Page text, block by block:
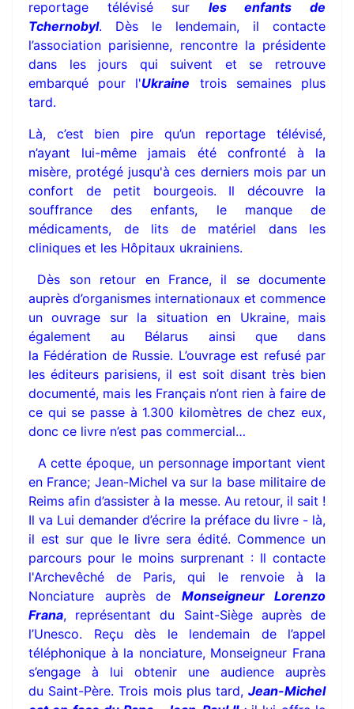
reportage télévisé sur les enfants de
Tchernobyl. Dès le lendemain, il contacte
l’association parisienne, rencontre la présidente
dans les jours qui suivent et se retrouve
embarqué pour l'Ukraine trois semaines plus
tard.
Là, c’est bien pire qu’un reportage télévisé,
n’ayant lui-même jamais été confronté à la
misère, protégé jusqu'à ces derniers mois par un
confort de petit bourgeois. Il découvre la
souffrance des enfants, le manque de
médicaments, de lits de matériel dans les
cliniques et les Hôpitaux ukrainiens.
Dès son retour en France, il se documente
auprès d’organismes internationaux et commence
un ouvrage sur la situation en Ukraine, mais
également au Bélarus ainsi que dans
la Fédération de Russie. L’ouvrage est refusé par
les éditeurs parisiens, il est soit disant très bien
documenté, mais les Français n’ont rien à faire de
ce qui se passe à 1.300 kilomètres de chez eux,
donc ce livre n’est pas commercial…
A cette époque, un personnage important vient
en France; Jean-Michel va sur la base militaire de
Reims afin d’assister à la messe. Au retour, il sait !
Il va Lui demander d’écrire la préface du livre - là,
il est sur que le livre sera édité. Commence un
parcours pour le moins surprenant : Il contacte
l'Archevêché de Paris, qui le renvoie à la
Nonciature auprès de Monseigneur Lorenzo
Frana, représentant du Saint-Siège auprès de
l’Unesco. Reçu dès le lendemain de l’appel
téléphonique à la nonciature, Monseigneur Frana
s’engage à lui obtenir une audience auprès
du Saint-Père. Trois mois plus tard, Jean-Michel